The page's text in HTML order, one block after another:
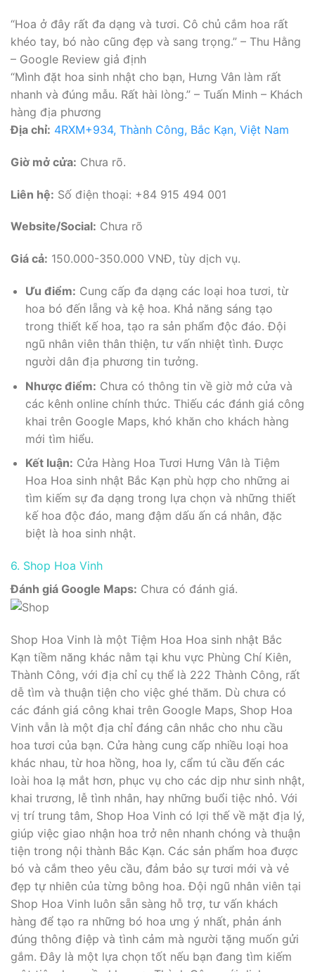
“Hoa ở đây rất đa dạng và tươi. Cô chủ cắm hoa rất
khéo tay, bó nào cũng đẹp và sang trọng.” – Thu Hằng
– Google Review giả định
“Mình đặt hoa sinh nhật cho bạn, Hưng Vân làm rất
nhanh và đúng mẫu. Rất hài lòng.” – Tuấn Minh – Khách
hàng địa phương
Địa chỉ: 4RXM+934, Thành Công, Bắc Kạn, Việt Nam
Giờ mở cửa: Chưa rõ.
Liên hệ: Số điện thoại: +84 915 494 001
Website/Social: Chưa rõ
Giá cả: 150.000-350.000 VNĐ, tùy dịch vụ.
Ưu điểm: Cung cấp đa dạng các loại hoa tươi, từ
hoa bó đến lẵng và kệ hoa. Khả năng sáng tạo
trong thiết kế hoa, tạo ra sản phẩm độc đáo. Đội
ngũ nhân viên thân thiện, tư vấn nhiệt tình. Được
người dân địa phương tin tưởng.
Nhược điểm: Chưa có thông tin về giờ mở cửa và
các kênh online chính thức. Thiếu các đánh giá công
khai trên Google Maps, khó khăn cho khách hàng
mới tìm hiểu.
Kết luận: Cửa Hàng Hoa Tươi Hưng Vân là Tiệm
Hoa Hoa sinh nhật Bắc Kạn phù hợp cho những ai
tìm kiếm sự đa dạng trong lựa chọn và những thiết
kế hoa độc đáo, mang đậm dấu ấn cá nhân, đặc
biệt là hoa sinh nhật.
6. Shop Hoa Vinh
Đánh giá Google Maps: Chưa có đánh giá.
Shop Hoa Vinh là một Tiệm Hoa Hoa sinh nhật Bắc
Kạn tiềm năng khác nằm tại khu vực Phùng Chí Kiên,
Thành Công, với địa chỉ cụ thể là 222 Thành Công, rất
dễ tìm và thuận tiện cho việc ghé thăm. Dù chưa có
các đánh giá công khai trên Google Maps, Shop Hoa
Vinh vẫn là một địa chỉ đáng cân nhắc cho nhu cầu
hoa tươi của bạn. Cửa hàng cung cấp nhiều loại hoa
khác nhau, từ hoa hồng, hoa ly, cẩm tú cầu đến các
loài hoa lạ mắt hơn, phục vụ cho các dịp như sinh nhật,
khai trương, lễ tình nhân, hay những buổi tiệc nhỏ. Với
vị trí trung tâm, Shop Hoa Vinh có lợi thế về mặt địa lý,
giúp việc giao nhận hoa trở nên nhanh chóng và thuận
tiện trong nội thành Bắc Kạn. Các sản phẩm hoa được
bó và cắm theo yêu cầu, đảm bảo sự tươi mới và vẻ
đẹp tự nhiên của từng bông hoa. Đội ngũ nhân viên tại
Shop Hoa Vinh luôn sẵn sàng hỗ trợ, tư vấn khách
hàng để tạo ra những bó hoa ưng ý nhất, phản ánh
đúng thông điệp và tình cảm mà người tặng muốn gửi
gắm. Đây là một lựa chọn tốt nếu bạn đang tìm kiếm